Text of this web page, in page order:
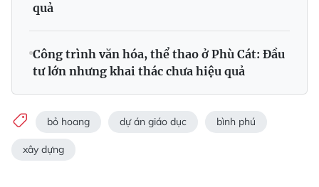
quả
Công trình văn hóa, thể thao ở Phù Cát: Đầu
tư lớn nhưng khai thác chưa hiệu quả
bỏ hoang dự án giáo dục bình phú
xây dựng